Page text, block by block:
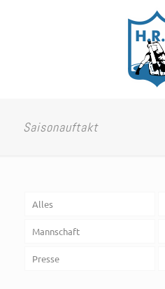
Saisonauftakt
Alles
Mannschaft
Presse